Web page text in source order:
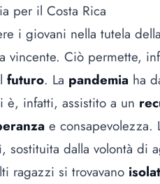
per il Costa Rica
i giovani nella tutela
vincente. Ciò permette,
futuro. La pandemia ha
è, infatti, assistito a un
e consapevolezza.
sostituita dalla volontà di
ragazzi si trovavano